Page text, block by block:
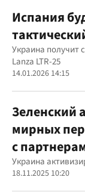
Испания
Украина получит
Lanza LTR-25
14.01.2026 14:15
Зеленский
мирных
с
Украина
18.11.2025 10:20